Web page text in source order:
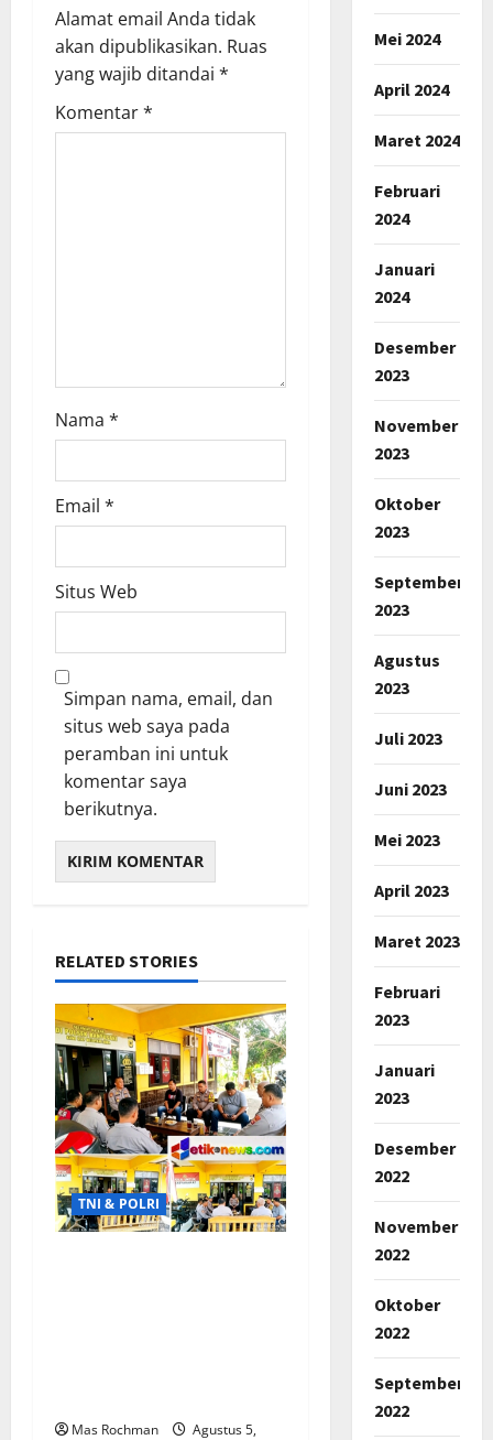
a
t
i
Alamat email Anda tidak
akan dipublikasikan. Ruas
yang wajib ditandai *
Komentar*
Nama *
Email *
Situs Web
Simpan nama, email, dan
situs web saya pada
peramban ini untuk
komentar saya
berikutnya.
RELATED STORIES
TNI & POLRI
Mas Rochman
Agustus 5,
Mei 2024
April 2024
Maret 2024
Februari
2024
Januari
2024
Desember
2023
November
2023
Oktober
2023
September
2023
Agustus
2023
Juli 2023
Juni 2023
Mei 2023
April 2023
Maret 2023
Februari
2023
Januari
2023
Desember
2022
November
2022
Oktober
2022
September
2022